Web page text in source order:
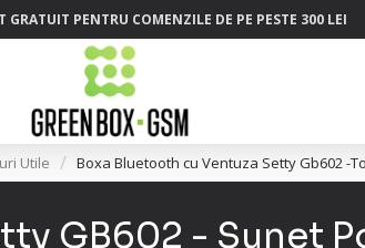
GRATUIT PENTRU COMENZILE DE PE PESTE 300 LEI
Utile Boxa Bluetooth cu Ventuza Setty Gb602 -
GB602 - Sunet